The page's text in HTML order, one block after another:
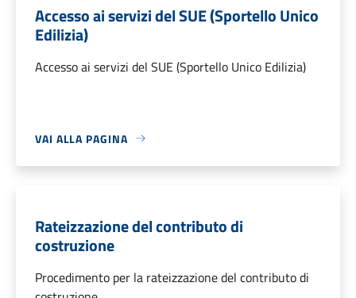
Accesso ai servizi del SUE (Sportello Unico
Edilizia)
Accesso ai servizi del SUE (Sportello Unico Edilizia)
VAI ALLA PAGINA
Rateizzazione del contributo di
costruzione
Procedimento per la rateizzazione del contributo di